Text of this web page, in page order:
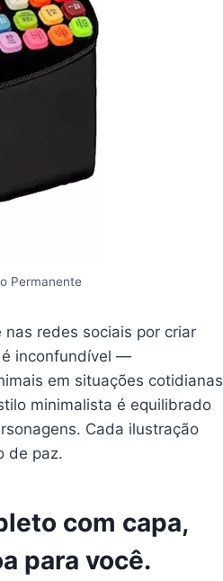
Permanente
redes sociais por criar
é inconfundível —
em situações cotidianas
minimalista é equilibrado
Cada ilustração
de paz.
com capa,
para você.